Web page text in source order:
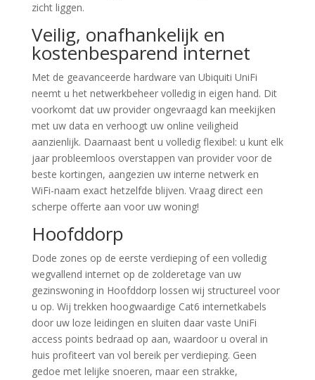
zicht liggen.
Veilig, onafhankelijk en
kostenbesparend internet
Met de geavanceerde hardware van Ubiquiti UniFi
neemt u het netwerkbeheer volledig in eigen hand. Dit
voorkomt dat uw provider ongevraagd kan meekijken
met uw data en verhoogt uw online veiligheid
aanzienlijk. Daarnaast bent u volledig flexibel: u kunt elk
jaar probleemloos overstappen van provider voor de
beste kortingen, aangezien uw interne netwerk en
WiFi-naam exact hetzelfde blijven. Vraag direct een
scherpe offerte aan voor uw woning!
Hoofddorp
Dode zones op de eerste verdieping of een volledig
wegvallend internet op de zolderetage van uw
gezinswoning in Hoofddorp lossen wij structureel voor
u op. Wij trekken hoogwaardige Cat6 internetkabels
door uw loze leidingen en sluiten daar vaste UniFi
access points bedraad op aan, waardoor u overal in
huis profiteert van vol bereik per verdieping. Geen
gedoe met lelijke snoeren, maar een strakke,